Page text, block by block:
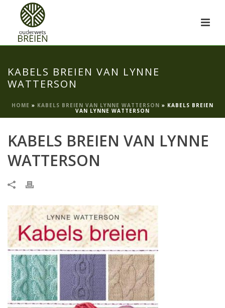
KABELS BREIEN VAN LYNNE
WATTERSON
HOME » KABELS BREIEN VAN LYNNE WATTERSON » KABELS BREIEN
VAN LYNNE WATTERSON
KABELS BREIEN VAN LYNNE
WATTERSON